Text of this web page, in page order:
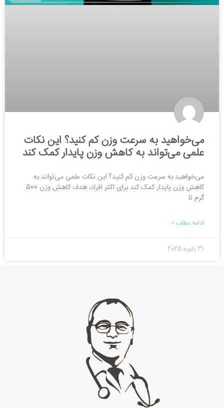
می‌خواهید به سرعت وزن کم کنید؟ این نکات
علمی می‌تواند به کاهش وزن پایدار کمک کند
می‌خواهید به سرعت وزن کم کنید؟ این نکات علمی می‌تواند به
کاهش وزن پایدار کمک کند برای اکثر افراد، هدف کاهش وزن 500
گرم تا
ادامه مطلب »
31 ژانویه 2025